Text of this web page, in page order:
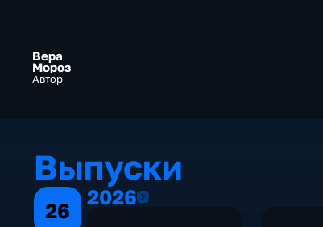
Вера
Мороз
Автор
Выпуски
26
20262026